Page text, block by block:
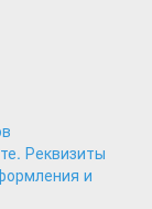
Реквизиты
и